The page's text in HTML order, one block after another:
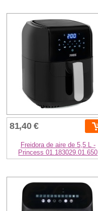
81,40 €
Freidora de aire de 5,5 L -
Princess 01.183029.01.650